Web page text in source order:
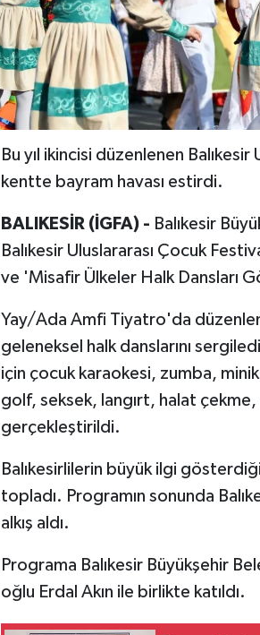
Bu yıl ikincisi düzenlenen
kentte bayram havası estirdi.
BALIKESİR (İGFA) - Balıkesir
Balıkesir Uluslararası Çocuk
ve 'Misafir Ülkeler Halk Dansları
Yay/Ada Amfi Tiyatro'da
geleneksel halk danslarını
için çocuk karaokesi, zumba,
golf, seksek, langırt, halat çekme,
gerçekleştirildi.
Balıkesirlilerin büyük ilgi
topladı. Programın sonunda
alkış aldı.
Programa Balıkesir Büyükşehir
oğlu Erdal Akın ile birlikte katıldı.